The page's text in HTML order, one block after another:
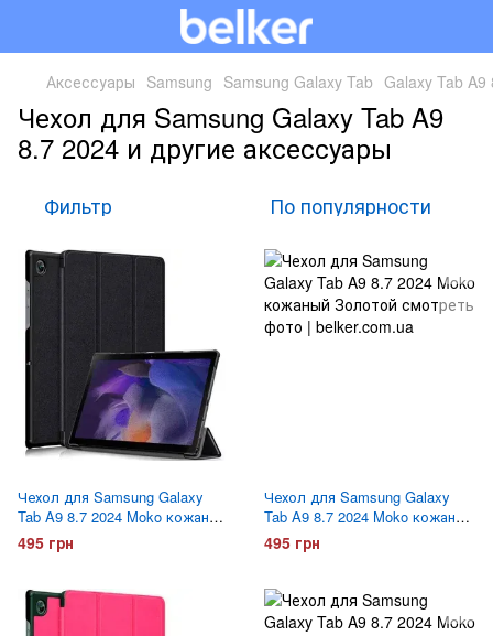
Аксессуары Samsung Samsung Galaxy Tab Galaxy Tab A9
Чехол для Samsung Galaxy Tab A9
8.7 2024 и другие аксессуары
Фильтр По популярности
Чехол для Samsung Galaxy
Tab A9 8.7 2024 Moko кожаный
Черный
495 грн
Чехол для Samsung Galaxy
Tab A9 8.7 2024 Moko кожаный
Золотой
495 грн